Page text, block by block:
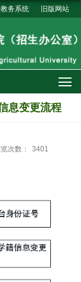
旧版网站
教务系统
息变更流程
次数： 3401